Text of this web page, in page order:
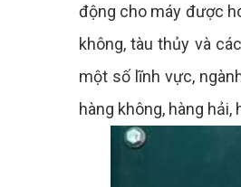
động cho máy được
không, tàu thủy và
một số lĩnh vực,
hàng không, hàng hải,